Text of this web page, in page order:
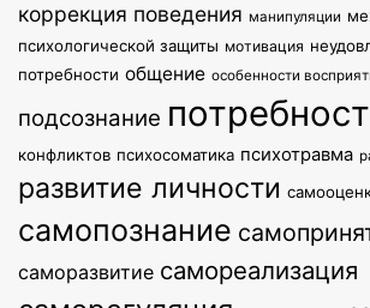
коррекция поведения манипуляции
психологической защиты мотивация
потребности общение особенности
подсознание
конфликтов психосоматика психотравма
развитие личности
самопознание
саморазвитие самореализация